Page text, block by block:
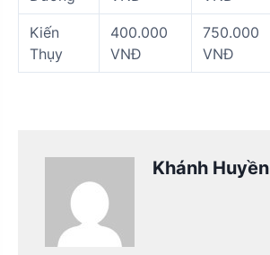
Kiến
Thụy
400.000
VNĐ
750.000
VNĐ
Khánh Huyền